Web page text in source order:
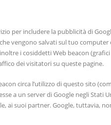
per includere la pubblicità di
vengono salvati sul tuo computer
i cosiddetti Web beacon
dei visitatori su queste pagine.
circa l’utilizzo di questo sito
a un server di Google negli Stati
ai suoi partner. Google, tuttavia,